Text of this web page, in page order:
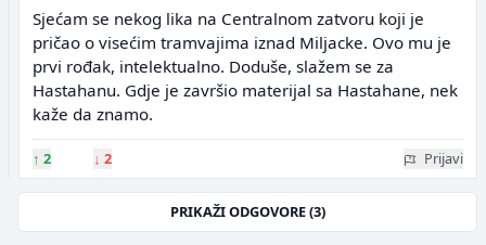
Sjećam se nekog lika na Centralnom zatvoru koji je
pričao o visećim tramvajima iznad Miljacke. Ovo mu je
prvi rođak, intelektualno. Doduše, slažem se za
Hastahanu. Gdje je završio materijal sa Hastahane, nek
kaže da znamo.
↑ 2 ↓ 2 Prijavi
PRIKAŽI ODGOVORE (3)